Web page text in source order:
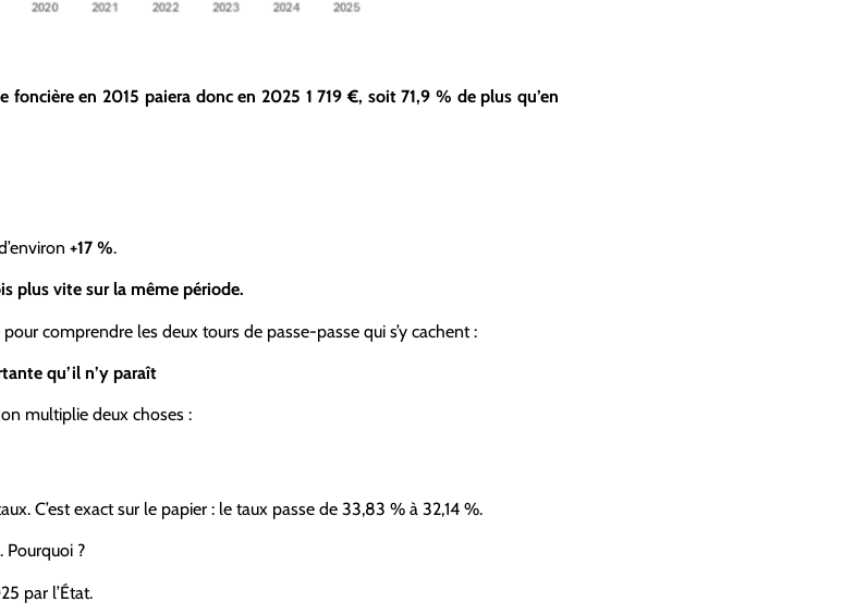
en 2015 paiera donc en 2025 1 719 €, soit 71,9 % de plus qu’en
+17 %.
plus vite sur la même période.
comprendre les deux tours de passe-passe qui s’y cachent :
qu’il n’y paraît
multiplie deux choses :
C’est exact sur le papier : le taux passe de 33,83 % à 32,14 %.
Pourquoi ?
par l’État.